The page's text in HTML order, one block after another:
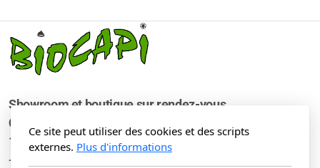
Showroom et boutique sur rendez-vous
Chemin de Frouye 4
1462 Yvonand
+41 78 822 78 76 (Emmanuelle)
Ce site peut utiliser des cookies et des scripts
externes. Plus d'informations